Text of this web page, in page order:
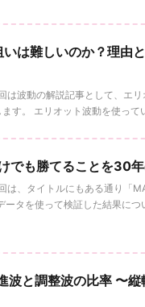
いは難しいのか？理由
は波動の解説記事として、エ
す。 エリオット波動を使っ
でも勝てることを30
は、タイトルにもある通り「
タを使って検証した結果につ
波と調整波の比率 〜